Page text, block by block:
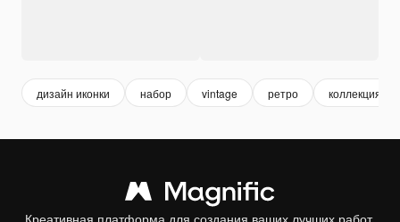
дизайн иконки набор vintage ретро коллекция
Креативная платформа для создания ваших лучших работ.